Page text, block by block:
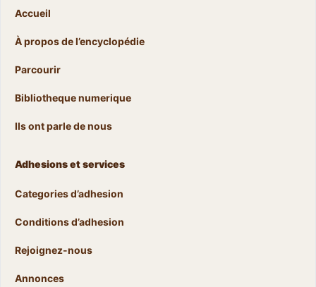
Accueil
À propos de l’encyclopédie
Parcourir
Bibliotheque numerique
Ils ont parle de nous
Adhesions et services
Categories d’adhesion
Conditions d’adhesion
Rejoignez-nous
Annonces